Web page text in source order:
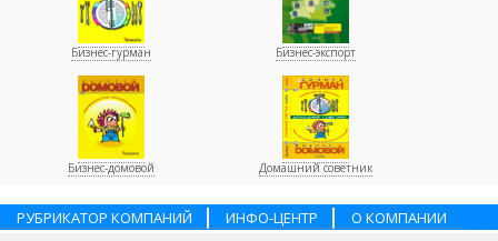
Бизнес-гурман Бизнес-экспорт
Бизнес-домовой Домашний советник
РУБРИКАТОР КОМПАНИЙ ИНФО-ЦЕНТР
О КОМПАНИИ